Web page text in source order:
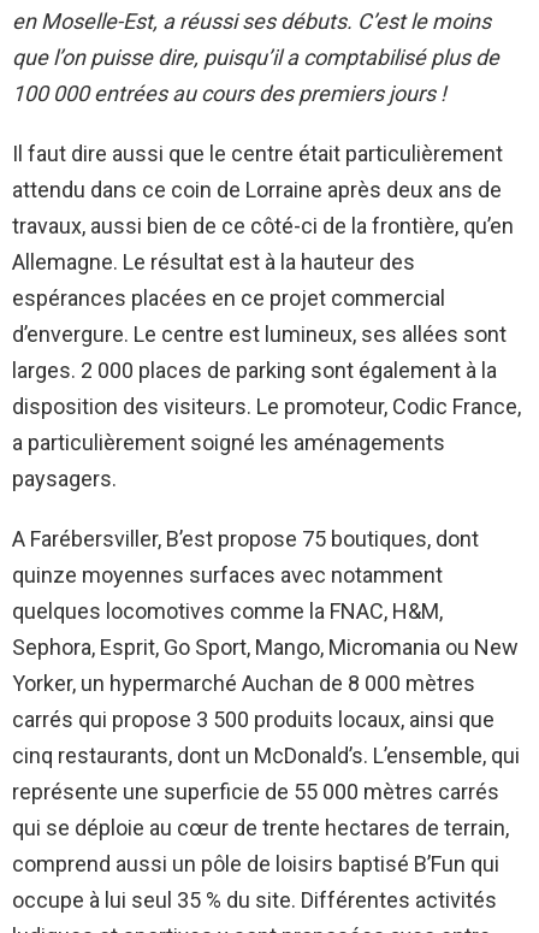
en Moselle-Est, a réussi ses débuts. C’est le moins
que l’on puisse dire, puisqu’il a comptabilisé plus de
100 000 entrées au cours des premiers jours !
Il faut dire aussi que le centre était particulièrement
attendu dans ce coin de Lorraine après deux ans de
travaux, aussi bien de ce côté-ci de la frontière, qu’en
Allemagne. Le résultat est à la hauteur des
espérances placées en ce projet commercial
d’envergure. Le centre est lumineux, ses allées sont
larges. 2 000 places de parking sont également à la
disposition des visiteurs. Le promoteur, Codic France,
a particulièrement soigné les aménagements
paysagers.
A Farébersviller, B’est propose 75 boutiques, dont
quinze moyennes surfaces avec notamment
quelques locomotives comme la FNAC, H&M,
Sephora, Esprit, Go Sport, Mango, Micromania ou New
Yorker, un hypermarché Auchan de 8 000 mètres
carrés qui propose 3 500 produits locaux, ainsi que
cinq restaurants, dont un McDonald’s. L’ensemble, qui
représente une superficie de 55 000 mètres carrés
qui se déploie au cœur de trente hectares de terrain,
comprend aussi un pôle de loisirs baptisé B’Fun qui
occupe à lui seul 35 % du site. Différentes activités